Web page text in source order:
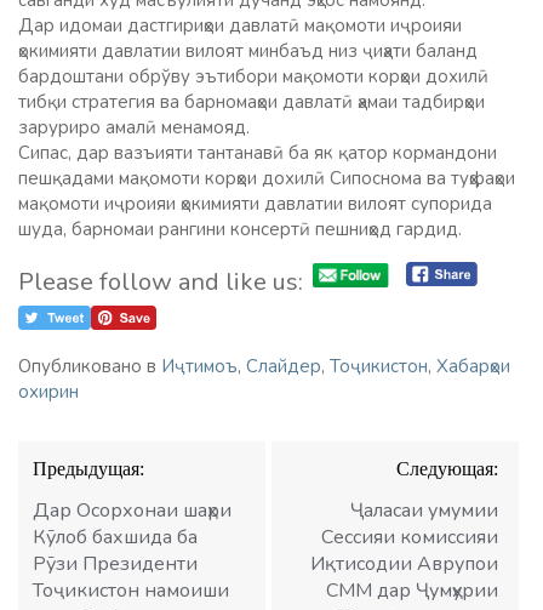
Дар идомаи дастгириҳои давлатӣ мақомоти иҷроияи
ҳокимияти давлатии вилоят минбаъд низ ҷиҳати баланд
бардоштани обрўву эътибори мақомоти корҳои дохилӣ
тибқи стратегия ва барномаҳои давлатӣ ҳамаи тадбирҳои
заруриро амалӣ менамояд.
Сипас, дар вазъияти тантанавӣ ба як қатор кормандони
пешқадами мақомоти корҳои дохилӣ Сипоснома ва туҳфаҳои
мақомоти иҷроияи ҳокимияти давлатии вилоят супорида
шуда, барномаи рангини консертӣ пешниҳод гардид.
Please follow and like us:
Опубликовано в Иҷтимоъ, Слайдер, Тоҷикистон, Хабарҳои
охирин
Навигация
по
записям
Предыдущая:
Дар Осорхонаи шаҳри
Кӯлоб бахшида ба
Рӯзи Президенти
Тоҷикистон намоиши
Следующая:
Ҷаласаи умумии
Сессияи комиссияи
Иқтисодии Аврупои
СММ дар Ҷумҳурии